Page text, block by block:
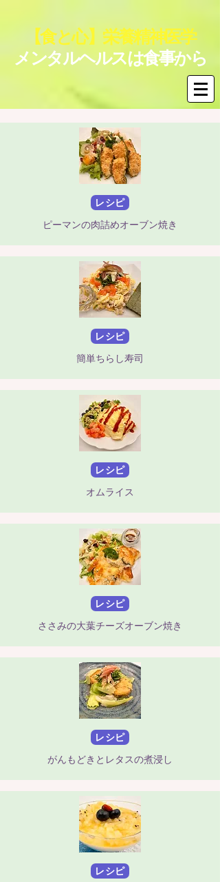
【食と心】栄養精神医学
メンタルヘルスは食事から
レシピ
ピーマンの肉詰めオーブン焼き
レシピ
簡単ちらし寿司
レシピ
オムライス
レシピ
ささみの大葉チーズオーブン焼き
レシピ
がんもどきとレタスの煮浸し
レシピ